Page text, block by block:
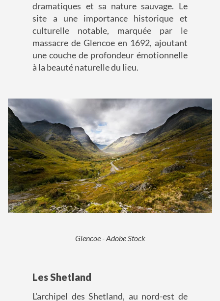
dramatiques et sa nature sauvage. Le
site a une importance historique et
culturelle notable, marquée par le
massacre de Glencoe en 1692, ajoutant
une couche de profondeur émotionnelle
à la beauté naturelle du lieu.
Glencoe - Adobe Stock
Les Shetland
L'archipel des Shetland, au nord-est de